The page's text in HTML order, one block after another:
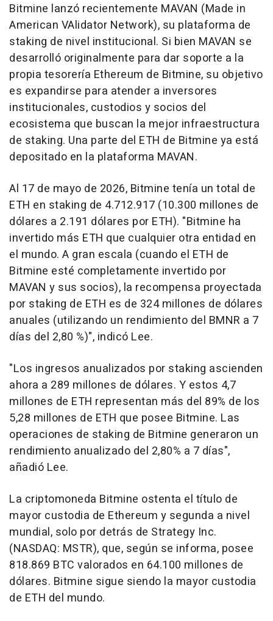
Bitmine lanzó recientemente MAVAN (Made in
American VAlidator Network), su plataforma de
staking de nivel institucional. Si bien MAVAN se
desarrolló originalmente para dar soporte a la
propia tesorería Ethereum de Bitmine, su objetivo
es expandirse para atender a inversores
institucionales, custodios y socios del
ecosistema que buscan la mejor infraestructura
de staking. Una parte del ETH de Bitmine ya está
depositado en la plataforma MAVAN.
Al 17 de mayo de 2026, Bitmine tenía un total de
ETH en staking de 4.712.917 (10.300 millones de
dólares a 2.191 dólares por ETH). "Bitmine ha
invertido más ETH que cualquier otra entidad en
el mundo. A gran escala (cuando el ETH de
Bitmine esté completamente invertido por
MAVAN y sus socios), la recompensa proyectada
por staking de ETH es de 324 millones de dólares
anuales (utilizando un rendimiento del BMNR a 7
días del 2,80 %)", indicó Lee.
"Los ingresos anualizados por staking ascienden
ahora a 289 millones de dólares. Y estos 4,7
millones de ETH representan más del 89% de los
5,28 millones de ETH que posee Bitmine. Las
operaciones de staking de Bitmine generaron un
rendimiento anualizado del 2,80% a 7 días",
añadió Lee.
La criptomoneda Bitmine ostenta el título de
mayor custodia de Ethereum y segunda a nivel
mundial, solo por detrás de Strategy Inc.
(NASDAQ: MSTR), que, según se informa, posee
818.869 BTC valorados en 64.100 millones de
dólares. Bitmine sigue siendo la mayor custodia
de ETH del mundo.